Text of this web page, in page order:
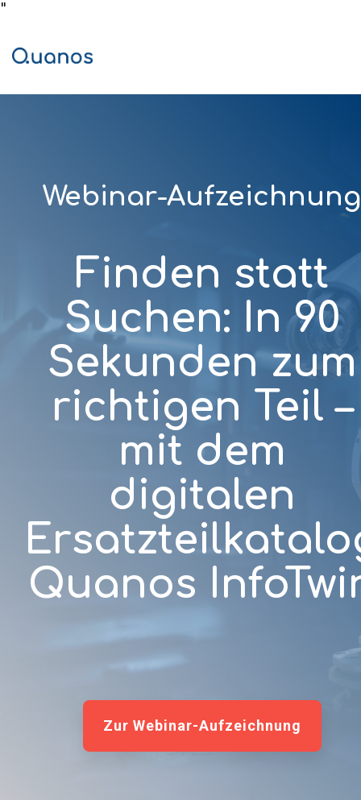
"
the
Webinar-Aufzeichnung
Finden statt
Suchen: In 90
Sekunden zum
richtigen Teil –
mit dem
digitalen
Quanos
Zur Webinar-Aufzeichnung